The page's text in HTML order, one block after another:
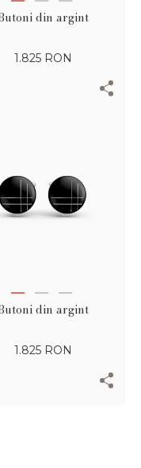
din argint
1.825 RON
din argint
1.825 RON